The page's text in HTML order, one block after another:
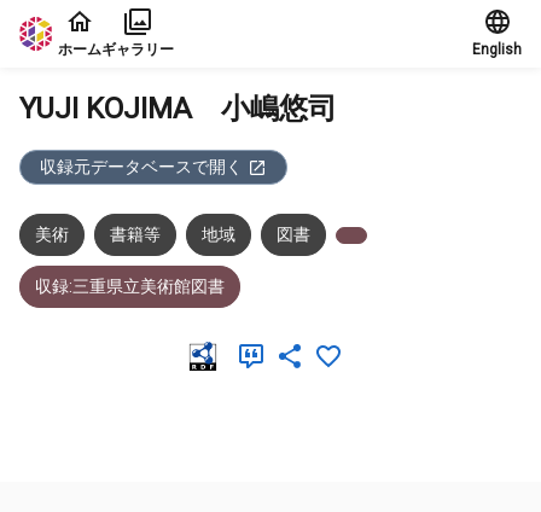
本文に飛ぶ
ホームギャラリー English
YUJI KOJIMA 小嶋悠司
収録元データベースで開く
美術 書籍等 地域 図書
収録:三重県立美術館図書